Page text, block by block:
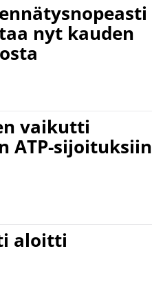
nyt kauden
vaikutti
ATP-sijoituksiin
aloitti